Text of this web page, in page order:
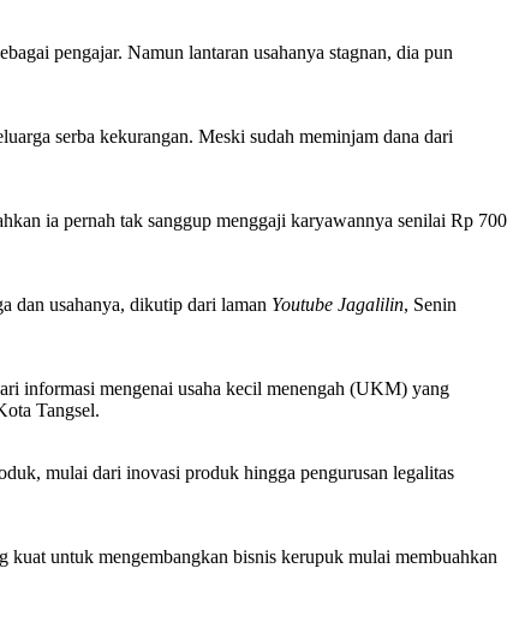
pengajar. Namun lantaran usahanya stagnan, dia pun
serba kekurangan. Meski sudah meminjam dana dari
ia pernah tak sanggup menggaji karyawannya senilai Rp 700
dan usahanya, dikutip dari laman Youtube Jagalilin, Senin
informasi mengenai usaha kecil menengah (UKM) yang
Tangsel.
mulai dari inovasi produk hingga pengurusan legalitas
kuat untuk mengembangkan bisnis kerupuk mulai membuahkan